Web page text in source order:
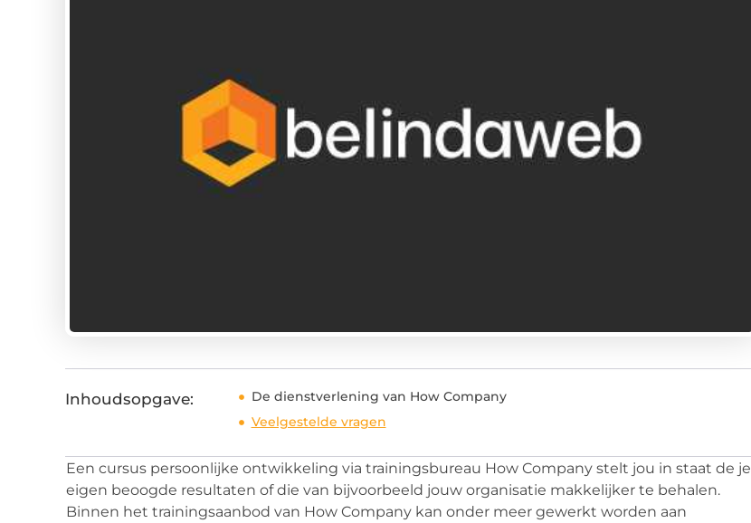
Inhoudsopgave:
De dienstverlening van How Company
Veelgestelde vragen
Een cursus persoonlijke ontwikkeling via trainingsbureau How Company stelt jou in staat de je
eigen beoogde resultaten of die van bijvoorbeeld jouw organisatie makkelijker te behalen.
Binnen het trainingsaanbod van How Company kan onder meer gewerkt worden aan